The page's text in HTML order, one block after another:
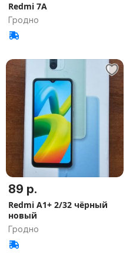
Redmi 7A
Гродно
89 р.
Redmi A1+ 2/32 чёрный
новый
Гродно